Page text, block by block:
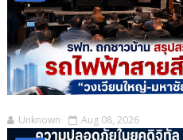
Unknown Aug 08, 2026